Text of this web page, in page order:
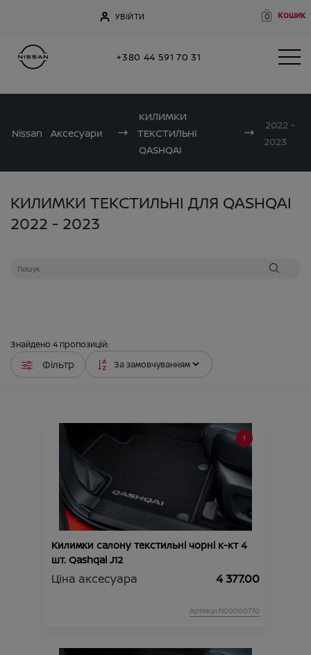
УВІЙТИ 0 Кошик
+380 44 591 70 31
Nissan Аксесуари
КИЛИМКИ
ТЕКСТИЛЬНІ
QASHQAI
2022 -
2023
КИЛИМКИ ТЕКСТИЛЬНІ ДЛЯ QASHQAI
2022 - 2023
Знайдено 4 пропозицій:
Фільтр
Килимки салону текстильні чорні к-кт 4
шт. Qashqai J12
Ціна аксесуара 4 377.00
Артикул:N00000770